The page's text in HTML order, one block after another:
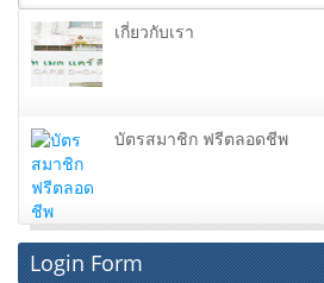
เกี่ยวกับเรา
บัตรสมาชิก ฟรีตลอดชีพ
Login Form